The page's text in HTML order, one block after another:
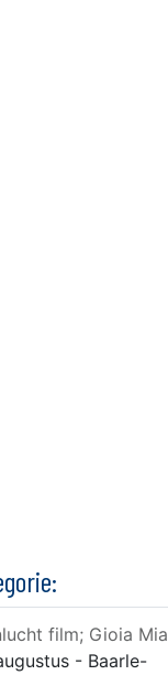
film; Gioia Mia
- Baarle-